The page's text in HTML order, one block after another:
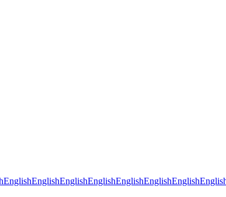
EnglishEnglishEnglishEnglishEnglishEnglishEnglish